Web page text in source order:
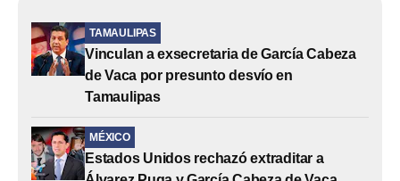
TAMAULIPAS
Vinculan a exsecretaria de García Cabeza
de Vaca por presunto desvío en
Tamaulipas
MÉXICO
Estados Unidos rechazó extraditar a